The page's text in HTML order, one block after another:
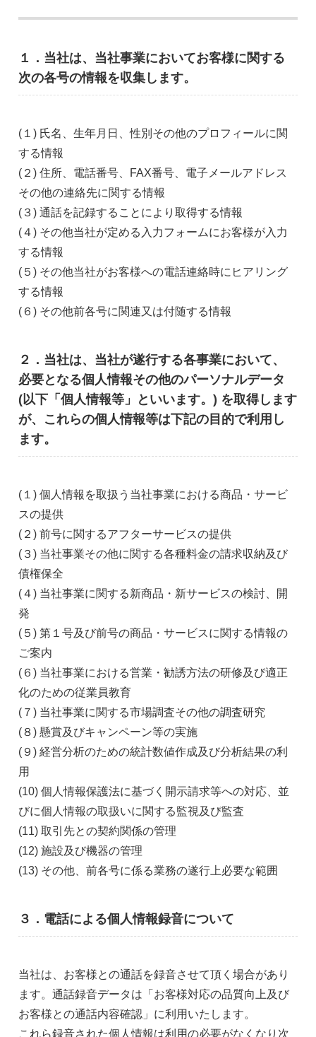
１．当社は、当社事業においてお客様に関する
次の各号の情報を収集します。
(１) 氏名、生年月日、性別その他のプロフィールに関
する情報
(２) 住所、電話番号、FAX番号、電子メールアドレス
その他の連絡先に関する情報
(３) 通話を記録することにより取得する情報
(４) その他当社が定める入力フォームにお客様が入力
する情報
(５) その他当社がお客様への電話連絡時にヒアリング
する情報
(６) その他前各号に関連又は付随する情報
２．当社は、当社が遂行する各事業において、
必要となる個人情報その他のパーソナルデータ
(以下「個人情報等」といいます。) を取得します
が、これらの個人情報等は下記の目的で利用し
ます。
(１) 個人情報を取扱う当社事業における商品・サービ
スの提供
(２) 前号に関するアフターサービスの提供
(３) 当社事業その他に関する各種料金の請求収納及び
債権保全
(４) 当社事業に関する新商品・新サービスの検討、開
発
(５) 第１号及び前号の商品・サービスに関する情報の
ご案内
(６) 当社事業における営業・勧誘方法の研修及び適正
化のための従業員教育
(７) 当社事業に関する市場調査その他の調査研究
(８) 懸賞及びキャンペーン等の実施
(９) 経営分析のための統計数値作成及び分析結果の利
用
(10) 個人情報保護法に基づく開示請求等への対応、並
びに個人情報の取扱いに関する監視及び監査
(11) 取引先との契約関係の管理
(12) 施設及び機器の管理
(13) その他、前各号に係る業務の遂行上必要な範囲
３．電話による個人情報録音について
当社は、お客様との通話を録音させて頂く場合があり
ます。通話録音データは「お客様対応の品質向上及び
お客様との通話内容確認」に利用いたします。
これら録音された個人情報は利用の必要がなくなり次